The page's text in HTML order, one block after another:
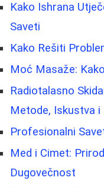
Kako Ishrana
Saveti
Kako Rešiti
Moć Masaže:
Radiotalasno
Metode, Iskustva i
Profesionalni
Med i Cimet:
Dugovečnost